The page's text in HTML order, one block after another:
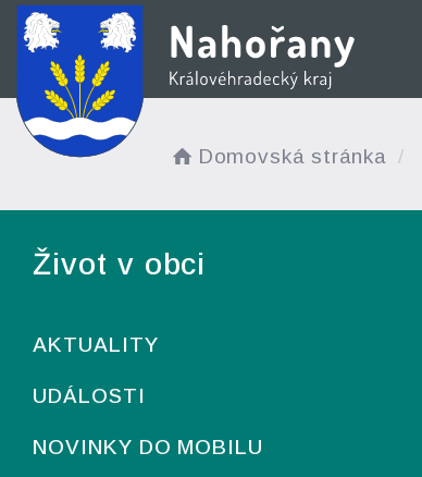
Domovská stránka
Život v obci
AKTUALITY
UDÁLOSTI
NOVINKY DO MOBILU